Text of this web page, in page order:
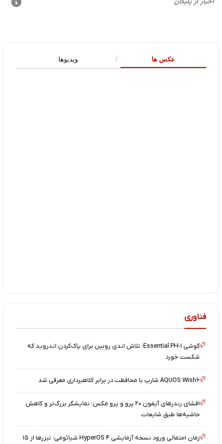
عکس ها ویدیوها
فناوری
گوشی Essential PH-۱؛ تلاش اندی روبین برای پاک‌کردن اندروید که
شکست خورد
AQUOS Wish۶ شارپ با محافظت در برابر کلاهبرداری معرفی شد
افشای رندرهای آیفون ۲۰ پرو و پرو مکس؛ نمایشگر بزرگ‌تر و کاهش
حاشیه‌ها طبق شایعات
زمان احتمالی ورود نسخه آزمایشی HyperOS ۴ شیائومی؛ تیزرها از ۱۵